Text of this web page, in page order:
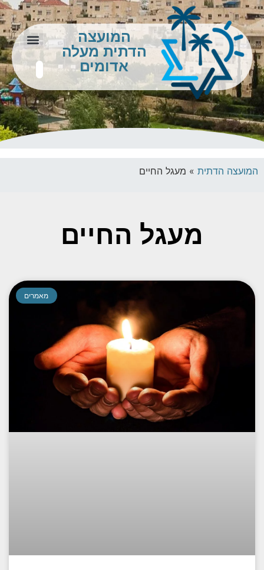
המועצה
הדתית מעלה
אדומים
המועצה הדתית » מעגל החיים
מעגל החיים
מאמרים